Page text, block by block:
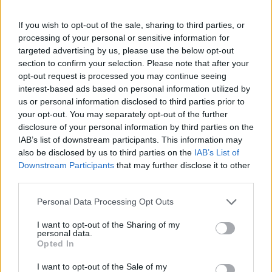
If you wish to opt-out of the sale, sharing to third parties, or
processing of your personal or sensitive information for
targeted advertising by us, please use the below opt-out
section to confirm your selection. Please note that after your
opt-out request is processed you may continue seeing
interest-based ads based on personal information utilized by
us or personal information disclosed to third parties prior to
your opt-out. You may separately opt-out of the further
disclosure of your personal information by third parties on the
IAB’s list of downstream participants. This information may
also be disclosed by us to third parties on the IAB’s List of
Downstream Participants that may further disclose it to other
Personal Data Processing Opt Outs
I want to opt-out of the Sharing of my
personal data.
Opted In
I want to opt-out of the Sale of my
Cómo ir desde Albuixech Valencia a Albalat
Dels Sorells Valencia